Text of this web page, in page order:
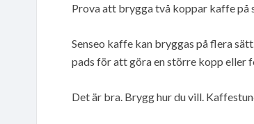
Prova att brygga två koppar kaffe på
Senseo kaffe kan bryggas på flera
pads för att göra en större kopp eller
Det är bra. Brygg hur du vill.